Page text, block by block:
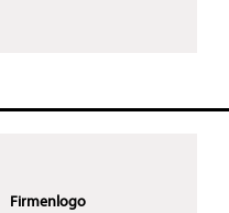
Firmenlogo